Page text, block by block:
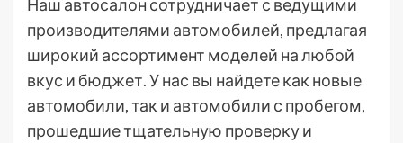
Наш автосалон сотрудничает с ведущими
производителями автомобилей, предлагая
широкий ассортимент моделей на любой
вкус и бюджет. У нас вы найдете как новые
автомобили, так и автомобили с пробегом,
прошедшие тщательную проверку и